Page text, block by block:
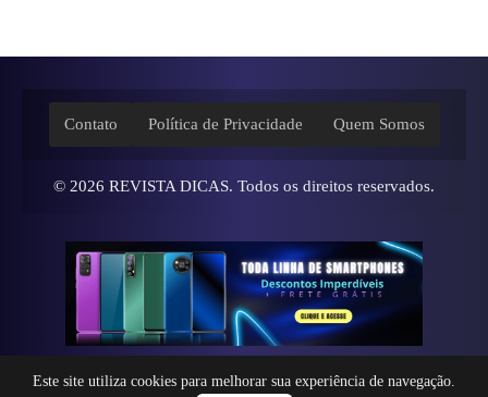
Contato Política de Privacidade Quem Somos
© 2026 REVISTA DICAS. Todos os direitos reservados.
Este site utiliza cookies para melhorar sua experiência de navegação.